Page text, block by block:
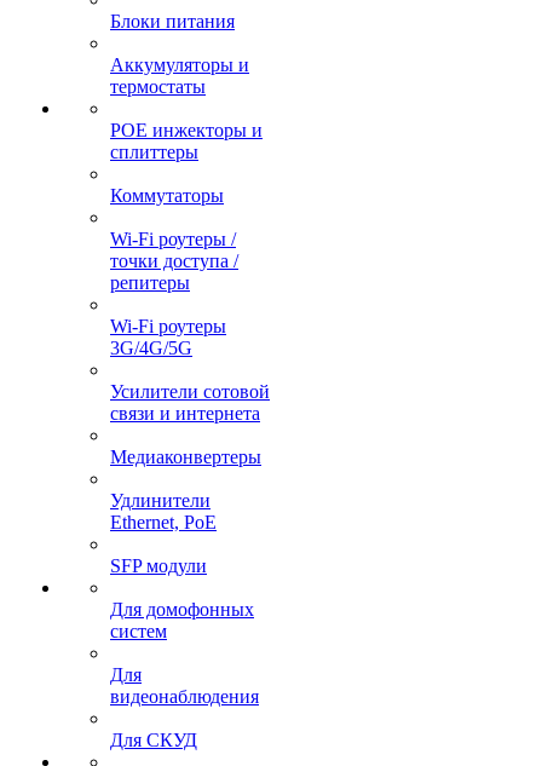
Блоки питания
Аккумуляторы и
термостаты
POE инжекторы и
сплиттеры
Коммутаторы
Wi-Fi роутеры /
точки доступа /
репитеры
Wi-Fi роутеры
3G/4G/5G
Усилители сотовой
связи и интернета
Медиаконвертеры
Удлинители
Ethernet, PoE
SFP модули
Для домофонных
систем
Для
видеонаблюдения
Для СКУД